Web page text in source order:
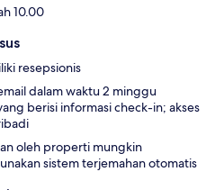
10.00
resepsionis
dalam waktu 2 minggu
berisi informasi check-in; akses
oleh properti mungkin
sistem terjemahan otomatis